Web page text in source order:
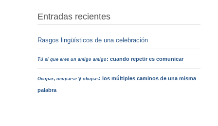
Entradas recientes
Rasgos lingüísticos de una celebración
Tú sí que eres un amigo amigo: cuando repetir es comunicar
Ocupar,ocuparse yokupas: los múltiples caminos de una misma
palabra